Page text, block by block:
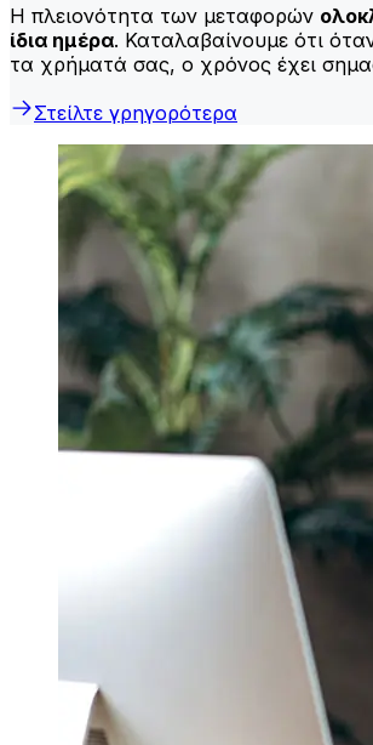
Η πλειονότητα των μεταφορών
ίδια ημέρα. Καταλαβαίνουμε ότι
τα χρήματά σας, ο χρόνος έχει
Στείλτε γρηγορότερα